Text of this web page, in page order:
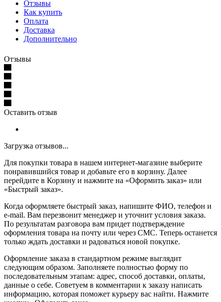
Отзывы
Как купить
Оплата
Доставка
Дополнительно
Отзывы
Оставить отзыв
Загрузка отзывов...
Для покупки товара в нашем интернет-магазине выберите
понравившийся товар и добавьте его в корзину. Далее
перейдите в Корзину и нажмите на «Оформить заказ» или
«Быстрый заказ».
Когда оформляете быстрый заказ, напишите ФИО, телефон и
e-mail. Вам перезвонит менеджер и уточнит условия заказа.
По результатам разговора вам придет подтверждение
оформления товара на почту или через СМС. Теперь останется
только ждать доставки и радоваться новой покупке.
Оформление заказа в стандартном режиме выглядит
следующим образом. Заполняете полностью форму по
последовательным этапам: адрес, способ доставки, оплаты,
данные о себе. Советуем в комментарии к заказу написать
информацию, которая поможет курьеру вас найти. Нажмите